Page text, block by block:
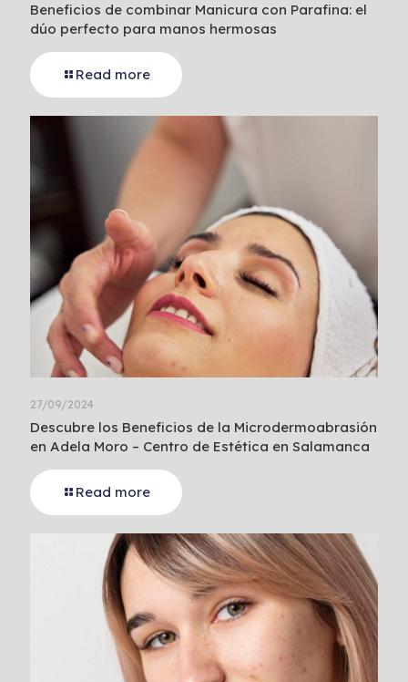
Beneficios de combinar Manicura con Parafina: el
dúo perfecto para manos hermosas
Read more
27/09/2024
Descubre los Beneficios de la Microdermoabrasión
en Adela Moro – Centro de Estética en Salamanca
Read more